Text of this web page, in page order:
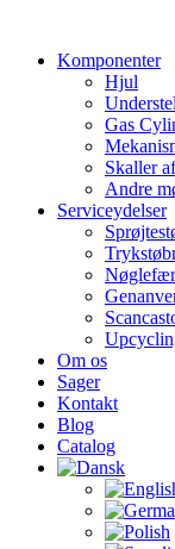
indholdKomponenter
Hjul
Gas
Skaller
Andre
Serviceydelser
Om os
Sager
Kontakt
Blog
Catalog